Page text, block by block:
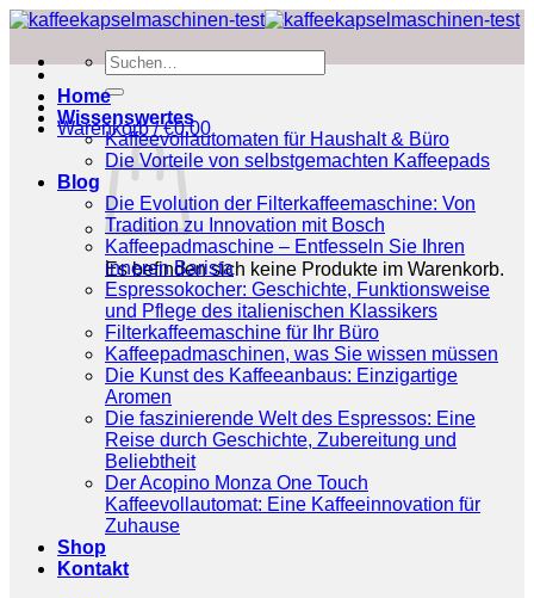
Zum
springen
Suchen
nach:
Warenkorb /€0.00
Es befinden sich keine Produkte im Warenkorb.
Home
Wissenswertes
Kaffeevollautomaten für Haushalt & Büro
Die Vorteile von selbstgemachten Kaffeepads
Blog
Die Evolution der Filterkaffeemaschine: Von
Tradition zu Innovation mit Bosch
Kaffeepadmaschine – Entfesseln Sie Ihren
inneren Barista
Espressokocher: Geschichte, Funktionsweise
und Pflege des italienischen Klassikers
Filterkaffeemaschine für Ihr Büro
Kaffeepadmaschinen, was Sie wissen müssen
Die Kunst des Kaffeeanbaus: Einzigartige
Aromen
Die faszinierende Welt des Espressos: Eine
Reise durch Geschichte, Zubereitung und
Beliebtheit
Der Acopino Monza One Touch
Kaffeevollautomat: Eine Kaffeeinnovation für
Zuhause
Shop
Kontakt